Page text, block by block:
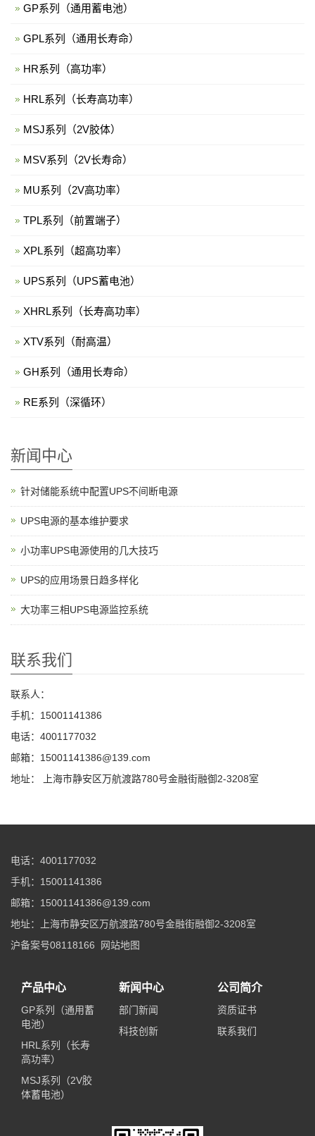
GP系列（通用蓄电池）
GPL系列（通用长寿命）
HR系列（高功率）
HRL系列（长寿高功率）
MSJ系列（2V胶体）
MSV系列（2V长寿命）
MU系列（2V高功率）
TPL系列（前置端子）
XPL系列（超高功率）
UPS系列（UPS蓄电池）
XHRL系列（长寿高功率）
XTV系列（耐高温）
GH系列（通用长寿命）
RE系列（深循环）
新闻中心
针对储能系统中配置UPS不间断电源
UPS电源的基本维护要求
小功率UPS电源使用的几大技巧
UPS的应用场景日趋多样化
大功率三相UPS电源监控系统
联系我们
联系人：
手机：15001141386
电话：4001177032
邮箱：15001141386@139.com
地址： 上海市静安区万航渡路780号金融街融御2-3208室
电话：4001177032
手机：15001141386
邮箱：15001141386@139.com
地址：上海市静安区万航渡路780号金融街融御2-3208室
沪备案号08118166
网站地图
产品中心
GP系列（通用蓄
电池）
HRL系列（长寿
高功率）
MSJ系列（2V胶
体蓄电池）
新闻中心
部门新闻
科技创新
公司简介
资质证书
联系我们